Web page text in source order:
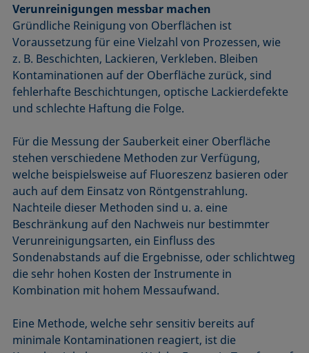
Verunreinigungen messbar machen
Gründliche Reinigung von Oberflächen ist
Voraussetzung für eine Vielzahl von Prozessen, wie
z. B. Beschichten, Lackieren, Verkleben. Bleiben
Kontamina­tionen auf der Oberfläche zurück, sind
fehlerhafte Beschichtungen, optische Lackierdefekte
und schlechte Haftung die Folge.
Für die Messung der Sauberkeit einer Oberfläche
stehen verschiedene Methoden zur Verfügung,
welche beispielsweise auf Fluoreszenz basieren oder
auch auf dem Einsatz von Röntgenstrahlung.
Nachteile dieser Methoden sind u. a. eine
Beschränkung auf den Nachweis nur bestimmter
Verunreinigungsarten, ein Einfluss des
Sondenabstands auf die Ergebnisse, oder schlichtweg
die sehr hohen Kosten der Instrumente in
Kombination mit hohem Messaufwand.
Eine Methode, welche sehr sensitiv bereits auf
minimale Kontaminationen reagiert, ist die